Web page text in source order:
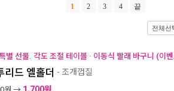
1 2 3 4 끝
전체선
별 선물. 각도 조절 테이블 · 이동식 빨래 바구니 (이
리드 엘홀더 - 조개껍질